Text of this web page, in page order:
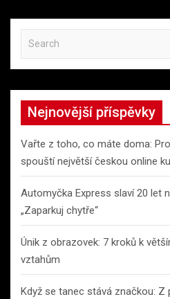
a
r
h
Nejnovější příspěvky
Vařte z toho, co máte doma:
spouští největší českou online
Automyčka Express slaví 20 let
„Zaparkuj chytře“
Únik z obrazovek: 7 kroků k
vztahům
Když se tanec stává značkou: Z